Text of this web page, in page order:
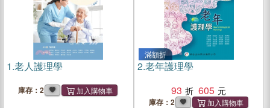
1.老人護理學
庫存：2
滿額折
2.老年護理學
93
605
庫存：2